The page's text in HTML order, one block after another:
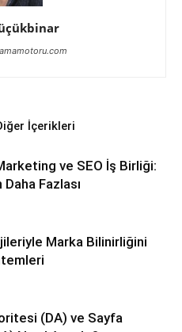
İçerikleri
ve SEO İş Birliği:
Fazlası
Marka Bilinirliğini
(DA) ve Sayfa